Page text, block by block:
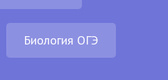
Биология ОГЭ